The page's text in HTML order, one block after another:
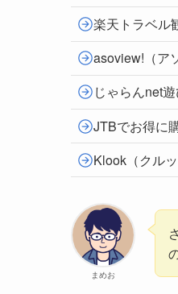
楽天トラベル
asoview!（ア
じゃらんnet
JTBでお得に
Klook（クル
まめお